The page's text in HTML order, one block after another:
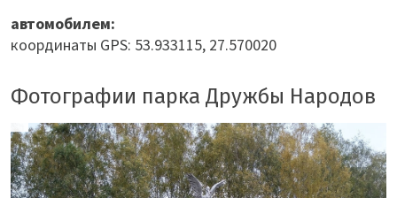
автомобилем:
координаты GPS: 53.933115, 27.570020
Фотографии парка Дружбы Народов